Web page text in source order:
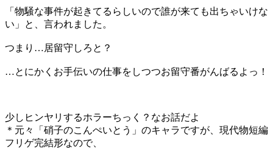
「物騒な事件が起きてるらしいので誰が来ても出ちゃいけな
い」と、言われました。
つまり…居留守しろと？
…とにかくお手伝いの仕事をしつつお留守番がんばるよっ！
少しヒンヤリするホラーちっく？なお話だよ
＊元々「硝子のこんぺいとう」のキャラですが、現代物短編
フリゲ完結形なので、